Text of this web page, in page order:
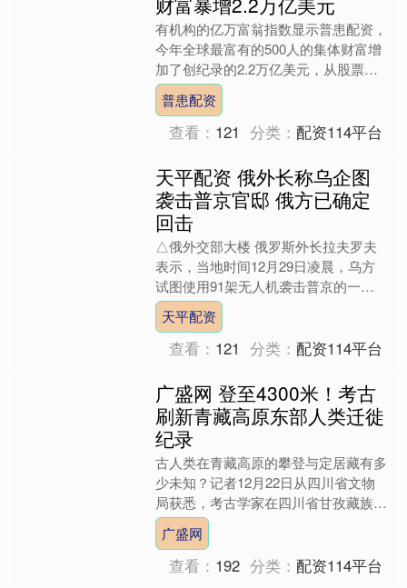
有机构的亿万富翁指数显示普患配资，
今年全球最富有的500人的集体财富增
加了创纪录的2.2万亿美元，从股票到
加密货币再到贵金属的所有市场都在蓬
勃发展，导致他们的资....
普患配资
查看： 121 分类：配资114平台
天平配资 俄外长称乌企图
袭击普京官邸 俄方已确定
回击
△俄外交部大楼 俄罗斯外长拉夫罗夫
表示，当地时间12月29日凌晨，乌方
试图使用91架无人机袭击普京的一处
官邸，但所有无人机均被摧毁。 拉夫
罗夫还称，乌方袭击俄总....
天平配资
查看： 121 分类：配资114平台
广盛网 登至4300米！考古
刷新青藏高原东部人类迁徙
纪录
古人类在青藏高原的攀登与定居藏有多
少未知？记者12月22日从四川省文物
局获悉，考古学家在四川省甘孜藏族自
治州稻城县的高原湖泊——从前措附
近，新发现了一处意义重大....
广盛网
查看： 192 分类：配资114平台